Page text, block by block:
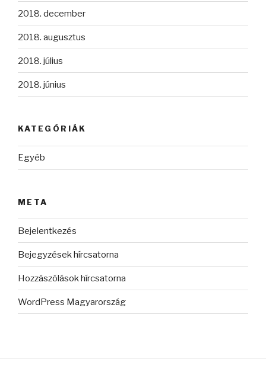
2018. december
2018. augusztus
2018. július
2018. június
KATEGÓRIÁK
Egyéb
META
Bejelentkezés
Bejegyzések hírcsatorna
Hozzászólások hírcsatorna
WordPress Magyarország